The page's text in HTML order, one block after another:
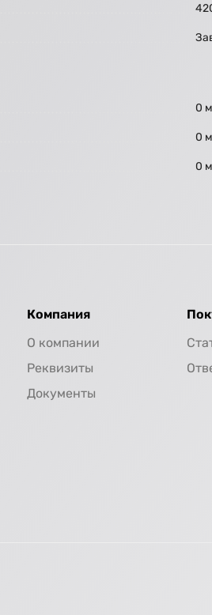
0
0
0
Компания
О компании
Реквизиты
Документы